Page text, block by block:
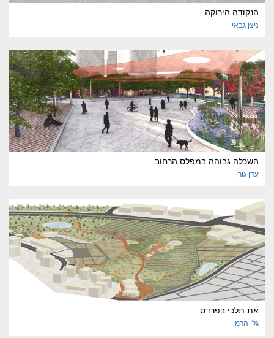
הנקודה הירוקה
ניצן גבאי
השכלה גבוהה במפלס הרחוב
עדן גורן
את תלכי בפרדס
גלי הרמן